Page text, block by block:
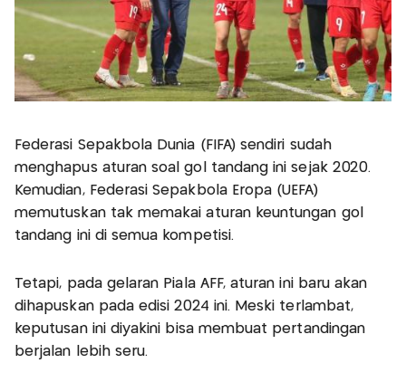
Federasi Sepakbola Dunia (FIFA) sendiri sudah
menghapus aturan soal gol tandang ini sejak 2020.
Kemudian, Federasi Sepakbola Eropa (UEFA)
memutuskan tak memakai aturan keuntungan gol
tandang ini di semua kompetisi.
Tetapi, pada gelaran Piala AFF, aturan ini baru akan
dihapuskan pada edisi 2024 ini. Meski terlambat,
keputusan ini diyakini bisa membuat pertandingan
berjalan lebih seru.